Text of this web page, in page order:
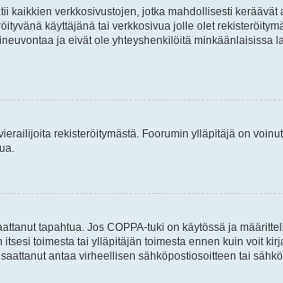
kaikkien verkkosivustojen, jotka mahdollisesti
käyttäjänä tai verkkosivua jolle olet
ja eivät ole yhteyshenkilöitä minkäänlaisissa
rekisteröitymästä. Foorumin ylläpitäjä on
tapahtua. Jos COPPA-tuki on käytössä ja
toimesta tai ylläpitäjän toimesta ennen kuin voit
antaa virheellisen sähköpostiosoitteen tai